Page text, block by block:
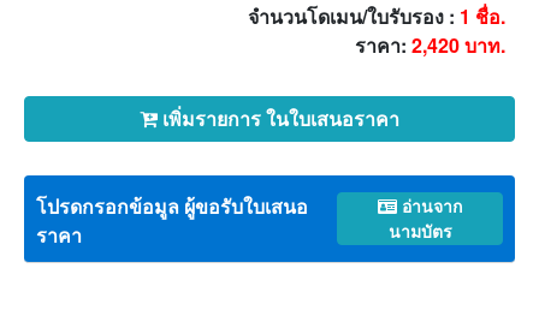
จำนวนโดเมน/ใบรับรอง : 1 ชื่อ.
ราคา: 2,420บาท.
เพิ่มรายการ ในใบเสนอราคา
โปรดกรอกข้อมูล ผู้ขอรับใบเสนอ
ราคา
อ่านจาก
นามบัตร